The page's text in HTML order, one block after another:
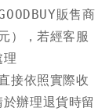
販售商
），若經客服
理
接依照實際收
辦理退貨時留